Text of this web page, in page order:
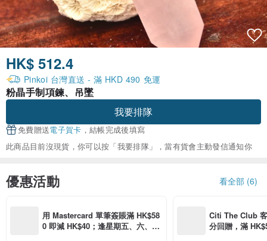
HK$ 512.4
Pinkoi 台灣直送 - 滿 HKD 490 免運
粉晶手制項鍊、吊墜
我要排隊
免費贈送電子賀卡 ，結帳完成後填寫
此商品目前沒現貨，你可以按「我要排隊」，當有貨會主動發信通知你
優惠活動 看全部 (6)
用 Mastercard 單筆簽賬滿 HK$58
0 即減 HK$40；逢星期五、六、日
Citi The Club
分回贈，滿